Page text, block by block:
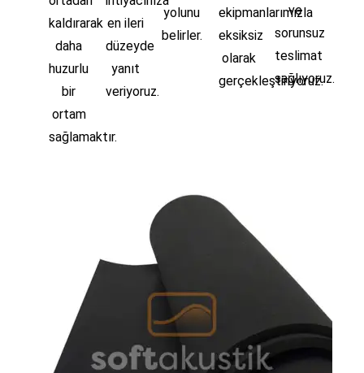
kaldırarak
daha
huzurlu
bir
ortam
sağlamaktır.
en ileri
düzeyde
yanıt
veriyoruz.
yolunu
belirler.
ekipmanlarımızla
eksiksiz
olarak
gerçekleştiriyoruz.
ve
sorunsuz
teslimat
sağlıyoruz.